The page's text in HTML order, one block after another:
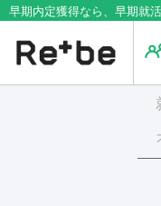
早期内定獲得なら、早期就